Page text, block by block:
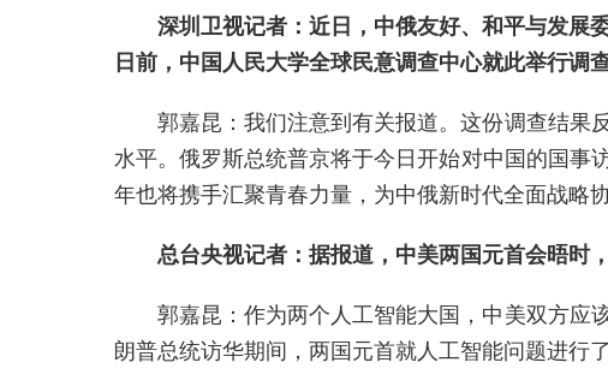
深圳卫视记者：近日，中俄友好、和平与发展
日前，中国人民大学全球民意调查中心就此举行调
郭嘉昆：我们注意到有关报道。这份调查结果
水平。俄罗斯总统普京将于今日开始对中国的国事
年也将携手汇聚青春力量，为中俄新时代全面战略
总台央视记者：据报道，中美两国元首会晤时
郭嘉昆：作为两个人工智能大国，中美双方应
朗普总统访华期间，两国元首就人工智能问题进行